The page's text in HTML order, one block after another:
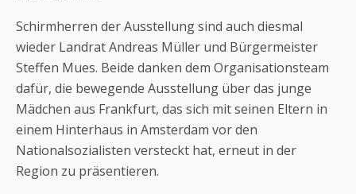
Schirmherren der Ausstellung sind auch diesmal
wieder Landrat Andreas Müller und Bürgermeister
Steffen Mues. Beide danken dem Organisationsteam
dafür, die bewegende Ausstellung über das junge
Mädchen aus Frankfurt, das sich mit seinen Eltern in
einem Hinterhaus in Amsterdam vor den
Nationalsozialisten versteckt hat, erneut in der
Region zu präsentieren.